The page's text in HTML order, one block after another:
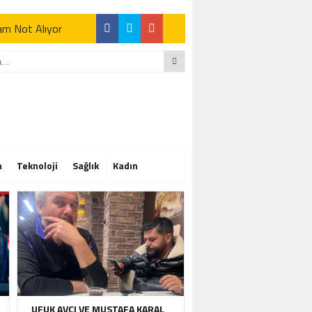
Not Alıyor
Not Alıyor
Teknoloji Sağlık Kadın
UFUK AVCI VE MUSTAFA KARAL